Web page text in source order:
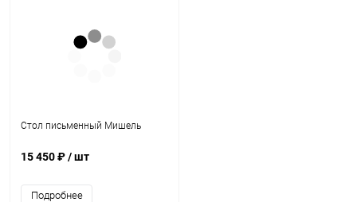
Стол письменный Мишель
15 450 ₽/ шт
Подробнее